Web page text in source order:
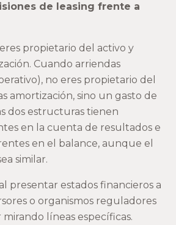
de leasing frente a
propietario del activo y
Cuando arriendas
no eres propietario del
amortización, sino un gasto de
dos estructuras tienen
en la cuenta de resultados e
en el balance, aunque el
similar.
presentar estados financieros a
o organismos reguladores
líneas específicas.